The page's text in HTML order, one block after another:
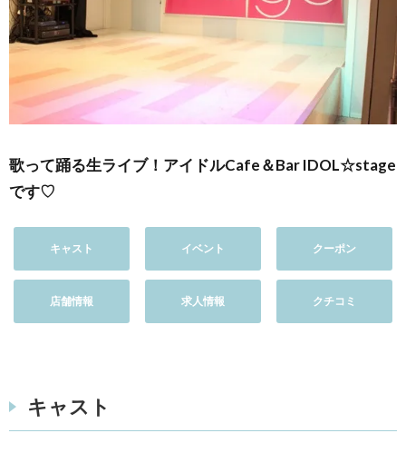
歌って踊る生ライブ！アイドルCafe＆Bar IDOL☆stage
です♡
キャスト イベント クーポン
店舗情報 求人情報 クチコミ
キャスト